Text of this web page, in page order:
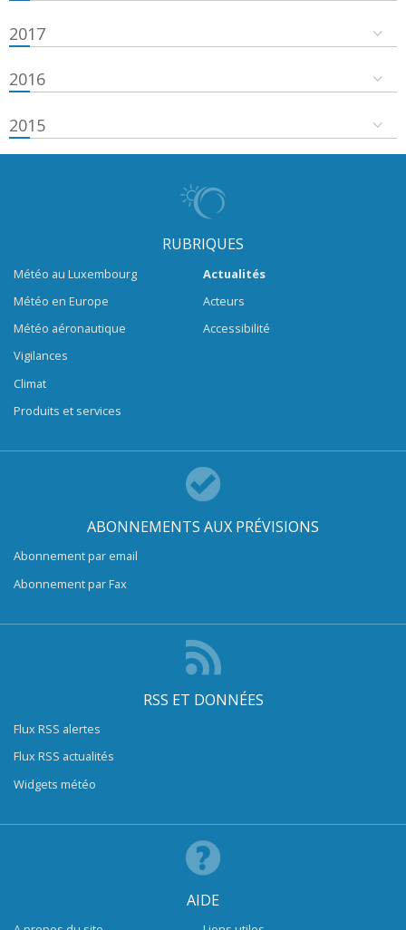
2017
2016
2015
RUBRIQUES
Météo au Luxembourg
Météo en Europe
Météo aéronautique
Vigilances
Climat
Produits et services
Actualités
Acteurs
Accessibilité
ABONNEMENTS AUX PRÉVISIONS
Abonnement par email
Abonnement par Fax
RSS ET DONNÉES
Flux RSS alertes
Flux RSS actualités
Widgets météo
AIDE